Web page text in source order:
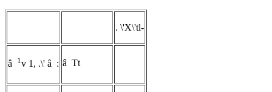
. \'X\'tl-
â 1v 1, .\' â : â Tt